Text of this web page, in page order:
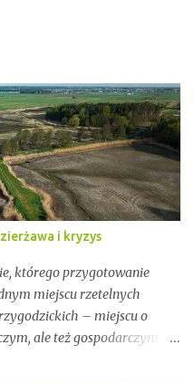
i kryzys
którego przygotowanie
miejscu rzetelnych
– miejscu o
ale też gospodarczym i